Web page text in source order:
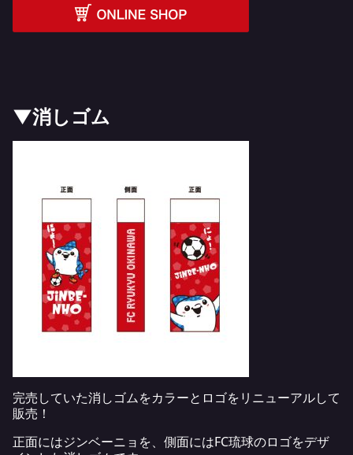
▼消しゴム
完売していた消しゴムをカラーとロゴをリニューアルして
販売！
正面にはジンベーニョを、側面にはFC琉球のロゴをデザ